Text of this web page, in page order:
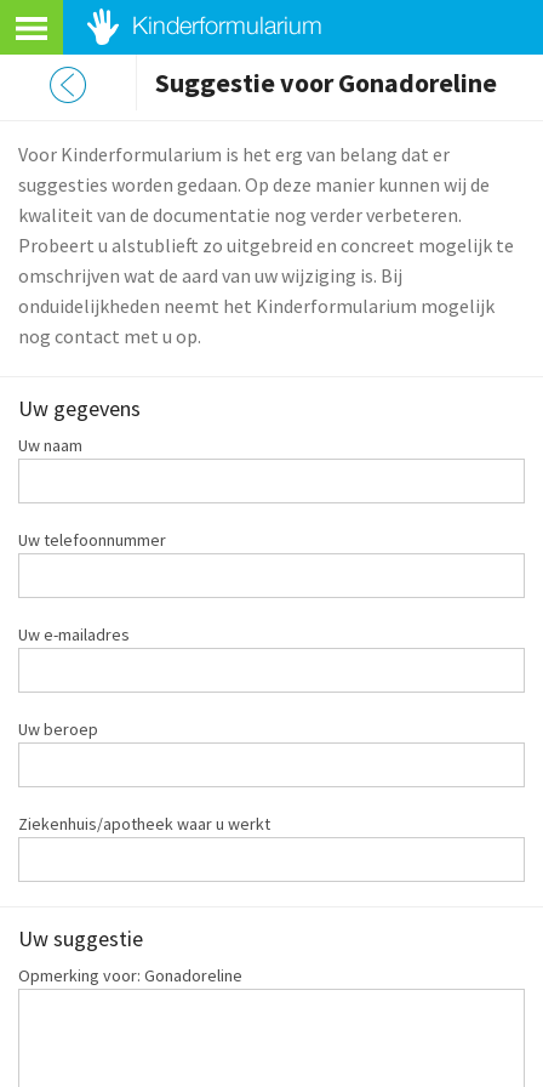
Suggestie voor Gonadoreline
Voor Kinderformularium is het erg van belang dat er
suggesties worden gedaan. Op deze manier kunnen wij de
kwaliteit van de documentatie nog verder verbeteren.
Probeert u alstublieft zo uitgebreid en concreet mogelijk te
omschrijven wat de aard van uw wijziging is. Bij
onduidelijkheden neemt het Kinderformularium mogelijk
nog contact met u op.
Uw gegevens
Uw naam
Uw telefoonnummer
Uw e-mailadres
Uw beroep
Ziekenhuis/apotheek waar u werkt
Uw suggestie
Opmerking voor: Gonadoreline